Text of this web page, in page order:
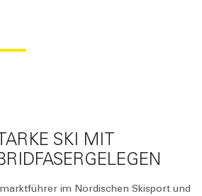
SKI MIT
im Nordischen Skisport und